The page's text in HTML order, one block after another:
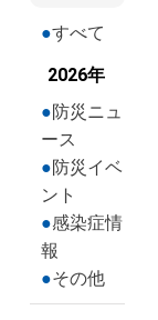
すべて
2026年
防災ニュ
ース
防災イベ
ント
感染症情
報
その他